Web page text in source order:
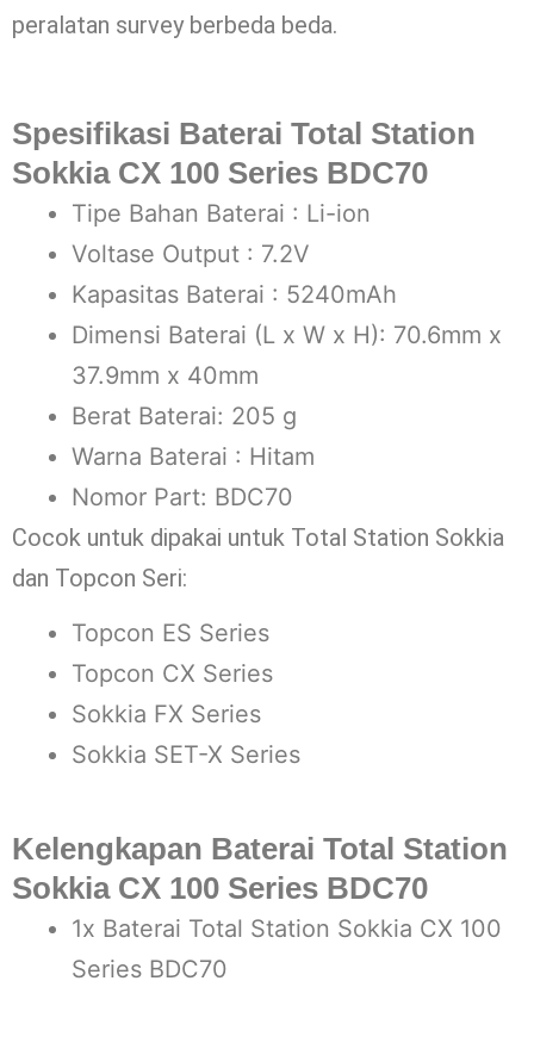
peralatan survey berbeda beda.
Spesifikasi Baterai Total Station
Sokkia CX 100 Series BDC70
Tipe Bahan Baterai : Li-ion
Voltase Output : 7.2V
Kapasitas Baterai : 5240mAh
Dimensi Baterai (L x W x H): 70.6mm x
37.9mm x 40mm
Berat Baterai: 205 g
Warna Baterai : Hitam
Nomor Part: BDC70
Cocok untuk dipakai untuk Total Station Sokkia
dan Topcon Seri:
Topcon ES Series
Topcon CX Series
Sokkia FX Series
Sokkia SET-X Series
Kelengkapan Baterai Total Station
Sokkia CX 100 Series BDC70
1x Baterai Total Station Sokkia CX 100
Series BDC70